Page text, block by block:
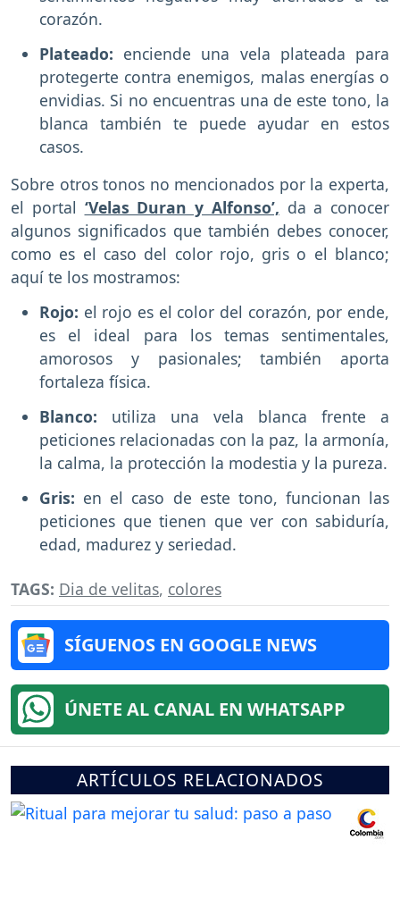
corazón.
Plateado: enciende una vela plateada para
protegerte contra enemigos, malas energías o
envidias. Si no encuentras una de este tono, la
blanca también te puede ayudar en estos
casos.
Sobre otros tonos no mencionados por la experta,
el portal ‘Velas Duran y Alfonso’, da a conocer
algunos significados que también debes conocer,
como es el caso del color rojo, gris o el blanco;
aquí te los mostramos:
Rojo: el rojo es el color del corazón, por ende,
es el ideal para los temas sentimentales,
amorosos y pasionales; también aporta
fortaleza física.
Blanco: utiliza una vela blanca frente a
peticiones relacionadas con la paz, la armonía,
la calma, la protección la modestia y la pureza.
Gris: en el caso de este tono, funcionan las
peticiones que tienen que ver con sabiduría,
edad, madurez y seriedad.
TAGS: Dia de velitas, colores
SÍGUENOS EN GOOGLE NEWS
ÚNETE AL CANAL EN WHATSAPP
ARTÍCULOS RELACIONADOS